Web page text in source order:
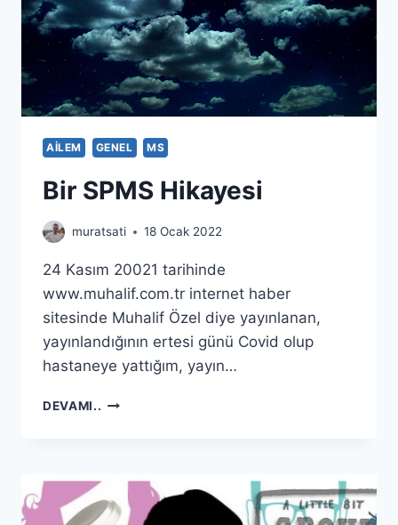
AILEM GENEL MS
Bir SPMS Hikayesi
muratsati 18 Ocak 2022
24 Kasım 20021 tarihinde
www.muhalif.com.tr internet haber
sitesinde Muhalif Özel diye yayınlanan,
yayınlandığının ertesi günü Covid olup
hastaneye yattığım, yayın…
DEVAMI.. BIR